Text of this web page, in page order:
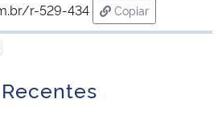
r-529-434
Copiar
para área de